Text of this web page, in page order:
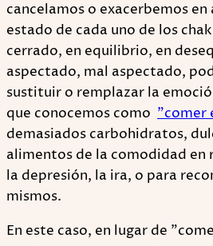
cancelamos o exacerbemos en
estado de cada uno de los
cerrado, en equilibrio, en
aspectado, mal aspectado,
sustituir o remplazar la
que conocemos como "comer
demasiados carbohidratos,
alimentos de la comodidad en
la depresión, la ira, o para
mismos.
En este caso, en lugar de